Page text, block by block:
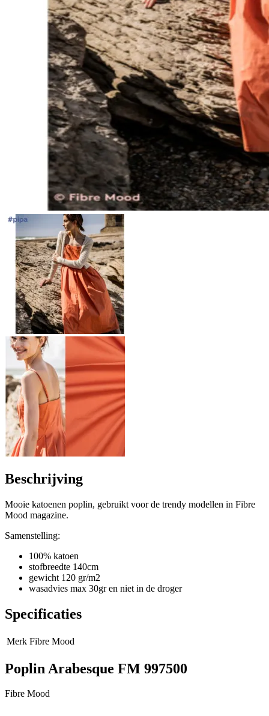
Beschrijving
Mooie katoenen poplin, gebruikt voor de trendy modellen in Fibre
Mood magazine.
Samenstelling:
100% katoen
stofbreedte 140cm
gewicht 120 gr/m2
wasadvies max 30gr en niet in de droger
Specificaties
Merk Fibre Mood
Poplin Arabesque FM 997500
Fibre Mood